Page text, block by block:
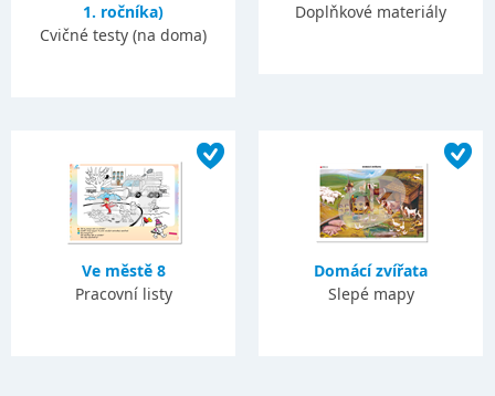
1. ročníka)
Cvičné testy (na doma)
Doplňkové materiály
Ve městě 8
Pracovní listy
Domácí zvířata
Slepé mapy